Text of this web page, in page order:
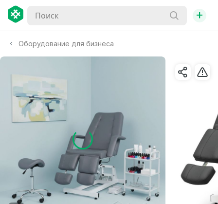
+
Оборудование для бизнеса